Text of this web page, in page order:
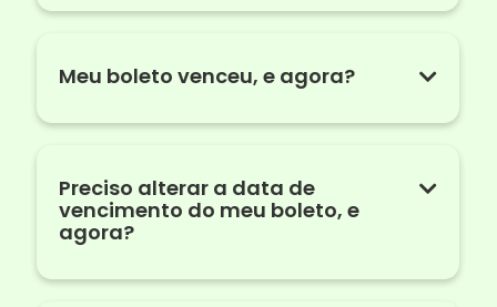
Meu boleto venceu, e agora?
Preciso alterar a data de
vencimento do meu boleto, e
agora?